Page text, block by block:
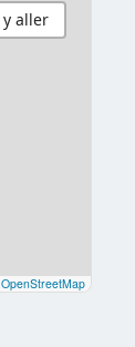
y aller
OpenStreetMap